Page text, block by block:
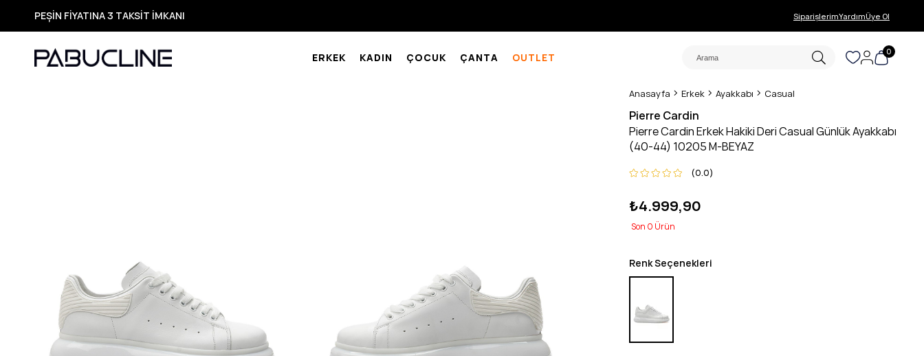
TÜM ÜRÜNLERDE ÜCRETSİZ KARGO
Yeni Sezon Ürünlerde Özel Fırsatlar
Seçili Ürünlerde Hızlı Teslimat
SiparişlerimYardımÜye Ol
ERKEK KADIN ÇOCUK ÇANTA OUTLET 0
Anasayfa Erkek Ayakkabı Casual
Pierre Cardin
Pierre Cardin Erkek Hakiki Deri Casual Günlük Ayakkabı
(40-44) 10205 M-BEYAZ
0.0
₺4.999,90
0
Renk Seçenekleri